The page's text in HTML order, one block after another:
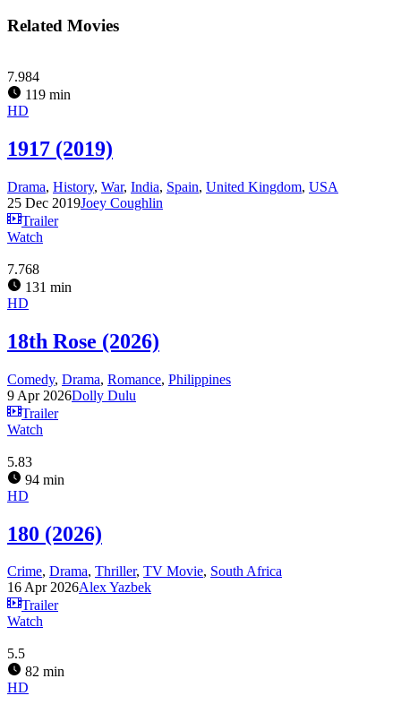
Related Movies
7.984
119 min
HD
1917 (2019)
Drama, History, War, India, Spain, United Kingdom, USA
25 Dec 2019Joey Coughlin
Trailer
Watch
7.768
131 min
HD
18th Rose (2026)
Comedy, Drama, Romance, Philippines
9 Apr 2026Dolly Dulu
Trailer
Watch
5.83
94 min
HD
180 (2026)
Crime, Drama, Thriller, TV Movie, South Africa
16 Apr 2026Alex Yazbek
Trailer
Watch
5.5
82 min
HD